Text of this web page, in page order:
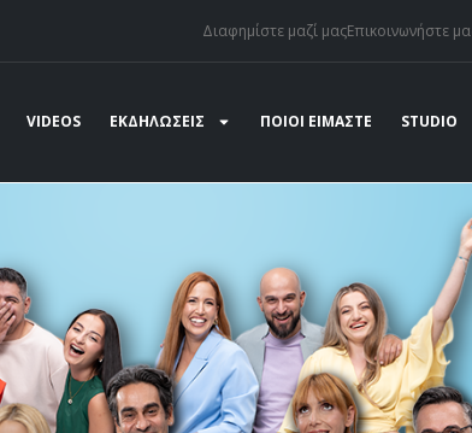
Διαφημίστε μαζί μαςΕπικοινωνήστε
VIDEOS ΕΚΔΗΛΩΣΕΙΣ ΠΟΙΟΙ ΕΙΜΑΣΤΕ STUDIO